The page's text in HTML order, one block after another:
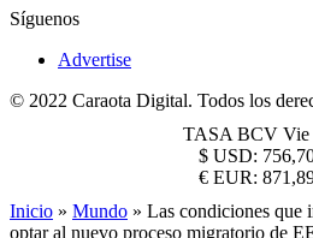
Síguenos
Advertise
© 2022 Caraota Digital. Todos los
TASA BCV Vie
$ USD:
€ EUR:
Inicio » Mundo » Las condiciones que
optar al nuevo proceso migratorio de